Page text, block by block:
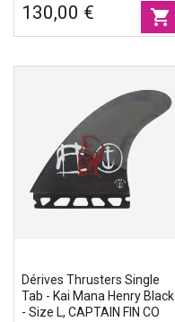
130,00 € shopping_cart
Dérives Thrusters Single
Tab - Kai Mana Henry Black
- Size L, CAPTAIN FIN CO